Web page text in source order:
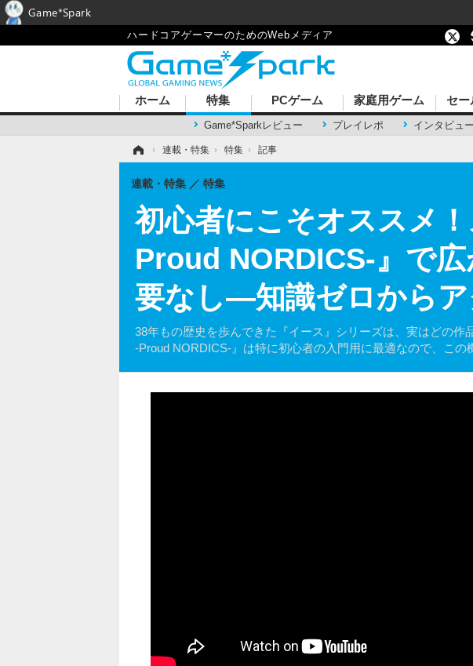
ハードコアゲーマーのためのWebメディア
ホーム 特集
Game*Sparkレビュー プレイレポ インタビュー
PCゲーム 家庭用ゲーム セー
› 連載・特集 › 特集 › 記事
初心者にこそオススメ
Proud NORDICS-』で
要なし―知識ゼロからア
38年もの歴史を歩んできた『イース』シリーズは、実はどの
-Proud NORDICS-』は特に初心者の入門用に最適なので、こ
連載・特集 特集
Game*Spark